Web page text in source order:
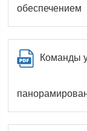
обеспечением
Команды